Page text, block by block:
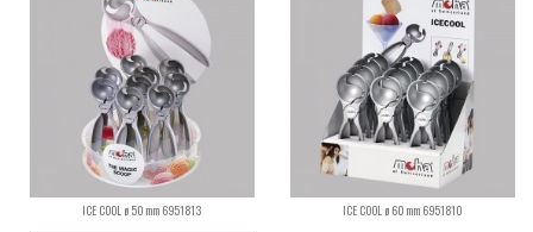
ICE COOL ø 50 mm 6951813 ICE COOL ø 60 mm 6951810